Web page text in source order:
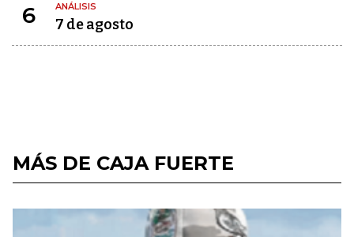
6 ANÁLISIS
7 de agosto
MÁS DE CAJA FUERTE